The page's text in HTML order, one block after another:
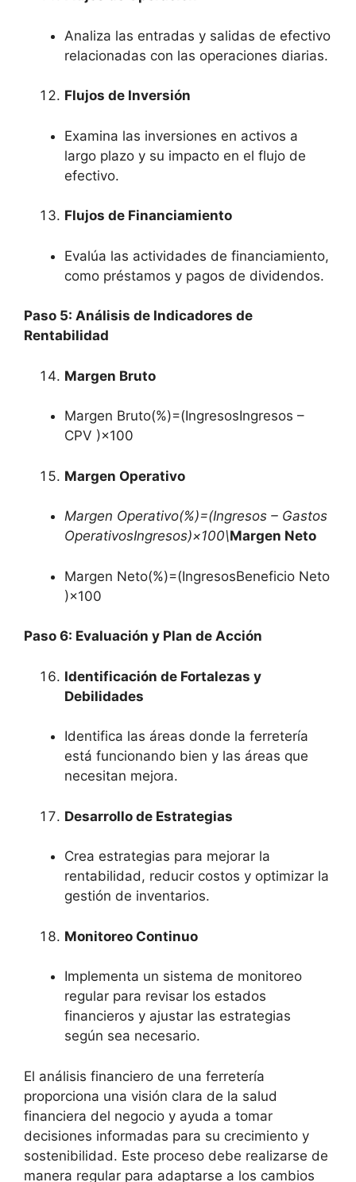
Analiza las entradas y salidas de efectivo
relacionadas con las operaciones diarias.
Flujos de Inversión
Examina las inversiones en activos a
largo plazo y su impacto en el flujo de
efectivo.
Flujos de Financiamiento
Evalúa las actividades de financiamiento,
como préstamos y pagos de dividendos.
Paso 5: Análisis de Indicadores de
Rentabilidad
Margen Bruto
Margen Bruto(%)=(IngresosIngresos –
CPV )×100
Margen Operativo
Margen Operativo(%)=(Ingresos – Gastos
OperativosIngresos)×100\Margen Neto
Margen Neto(%)=(IngresosBeneficio Neto
)×100
Paso 6: Evaluación y Plan de Acción
Identificación de Fortalezas y
Debilidades
Identifica las áreas donde la ferretería
está funcionando bien y las áreas que
necesitan mejora.
Desarrollo de Estrategias
Crea estrategias para mejorar la
rentabilidad, reducir costos y optimizar la
gestión de inventarios.
Monitoreo Continuo
Implementa un sistema de monitoreo
regular para revisar los estados
financieros y ajustar las estrategias
según sea necesario.
El análisis financiero de una ferretería
proporciona una visión clara de la salud
financiera del negocio y ayuda a tomar
decisiones informadas para su crecimiento y
sostenibilidad. Este proceso debe realizarse de
manera regular para adaptarse a los cambios